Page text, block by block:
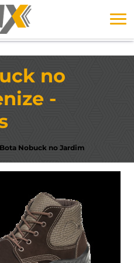
no
-
Bota Nobuck no Jardim